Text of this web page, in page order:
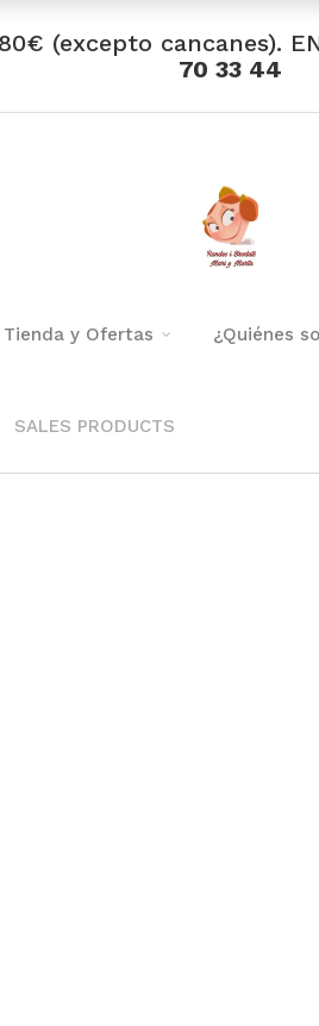
80€ (excepto cancanes).
70 33 44
Tienda y Ofertas ¿Quiénes
SALES PRODUCTS